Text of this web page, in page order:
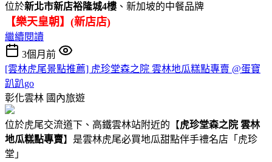
位於新北市新店裕隆城4樓 、新加坡的中餐品牌
【樂天皇朝】(新店店)
繼續閱讀
3個月前
[雲林虎尾景點推薦] 虎珍堂森之院 雲林地瓜糕點專賣 @蛋寶
趴趴go
彰化雲林 國內旅遊
位於虎尾交流道下、高鐵雲林站附近的【虎珍堂森之院 雲林
地瓜糕點專賣】是雲林虎尾必買地瓜甜點伴手禮名店「虎珍
堂」